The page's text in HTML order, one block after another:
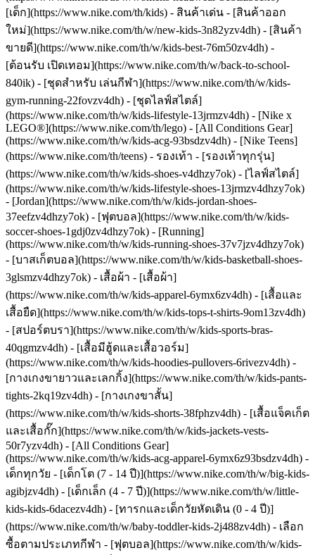
[เด็ก](https://www.nike.com/th/kids) - สินค้าเด่น - [สินค้าออก
ใหม่](https://www.nike.com/th/w/new-kids-3n82yzv4dh) - [สินค้า
ขายดี](https://www.nike.com/th/w/kids-best-76m50zv4dh) -
[ต้อนรับ เปิดเทอม](https://www.nike.com/th/w/back-to-school-
840ik) - [ชุดสําหรับ เล่นกีฬา](https://www.nike.com/th/w/kids-
gym-running-22fovzv4dh) - [ชุดไลฟ์สไตล์]
(https://www.nike.com/th/w/kids-lifestyle-13jrmzv4dh) - [Nike x
LEGO®](https://www.nike.com/th/lego) - [All Conditions Gear]
(https://www.nike.com/th/w/kids-acg-93bsdzv4dh) - [Nike Teens]
(https://www.nike.com/th/teens) - รองเท้า - [รองเท้าทุกรุ่น]
(https://www.nike.com/th/w/kids-shoes-v4dhzy7ok) - [ไลฟ์สไตล์]
(https://www.nike.com/th/w/kids-lifestyle-shoes-13jrmzv4dhzy7ok)
- [Jordan](https://www.nike.com/th/w/kids-jordan-shoes-
37eefzv4dhzy7ok) - [ฟุตบอล](https://www.nike.com/th/w/kids-
soccer-shoes-1gdj0zv4dhzy7ok) - [Running]
(https://www.nike.com/th/w/kids-running-shoes-37v7jzv4dhzy7ok)
- [บาสเก็ตบอล](https://www.nike.com/th/w/kids-basketball-shoes-
3glsmzv4dhzy7ok) - เสื้อผ้า - [เสื้อผ้า]
(https://www.nike.com/th/w/kids-apparel-6ymx6zv4dh) - [เสื้อและ
เสื้อยืด](https://www.nike.com/th/w/kids-tops-t-shirts-9om13zv4dh)
- [สปอร์ตบรา](https://www.nike.com/th/w/kids-sports-bras-
40qgmzv4dh) - [เสื้อมีฮู้ดและเสื้อวอร์ม]
(https://www.nike.com/th/w/kids-hoodies-pullovers-6rivezv4dh) -
[กางเกงขายาวและเลกกิ้ง](https://www.nike.com/th/w/kids-pants-
tights-2kq19zv4dh) - [กางเกงขาสั้น]
(https://www.nike.com/th/w/kids-shorts-38fphzv4dh) - [เสื้อแจ็คเก็ต
และเสื้อกั๊ก](https://www.nike.com/th/w/kids-jackets-vests-
50r7yzv4dh) - [All Conditions Gear]
(https://www.nike.com/th/w/kids-acg-apparel-6ymx6z93bsdzv4dh) -
เด็กทุกวัย - [เด็กโต (7 - 14 ปี)](https://www.nike.com/th/w/big-kids-
agibjzv4dh) - [เด็กเล็ก (4 - 7 ปี)](https://www.nike.com/th/w/little-
kids-kids-6dacezv4dh) - [ทารกและเด็กวัยหัดเดิน (0 - 4 ปี)]
(https://www.nike.com/th/w/baby-toddler-kids-2j488zv4dh) - เลือก
ซื้อตามประเภทกีฬา - [ฟุตบอล](https://www.nike.com/th/w/kids-